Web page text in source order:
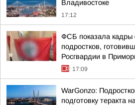
Владивостоке
17:12
ФСБ показала кадры
подростков,
Росгвардии в
17:09
WarGonzo:
подготовку теракта